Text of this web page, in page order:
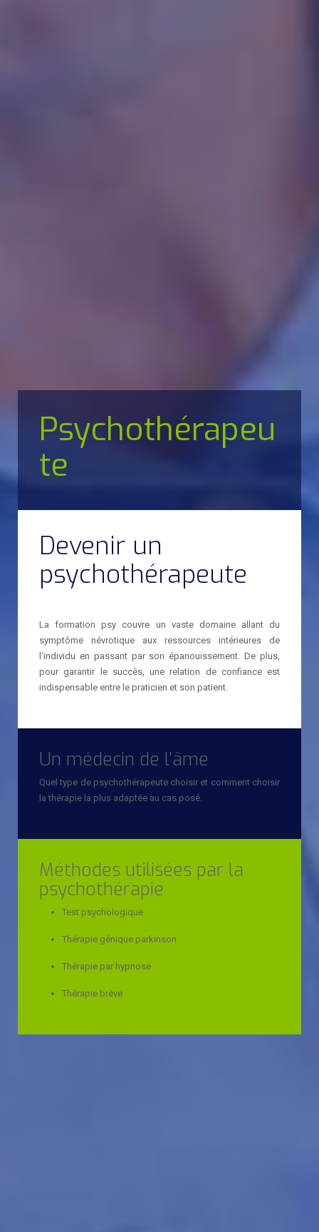
Psychothérapeu
te
Devenir un
psychothérapeute
La formation psy couvre un vaste domaine allant du
symptôme névrotique aux ressources intérieures de
l’individu en passant par son épanouissement. De plus,
pour garantir le succès, une relation de confiance est
indispensable entre le praticien et son patient.
Un médecin de l’âme
Quel type de psychothérapeute choisir et comment choisir
la thérapie la plus adaptée au cas posé.
Méthodes utilisées par la
psychothérapie
Test psychologique
Thérapie génique parkinson
Thérapie par hypnose
Thérapie brève